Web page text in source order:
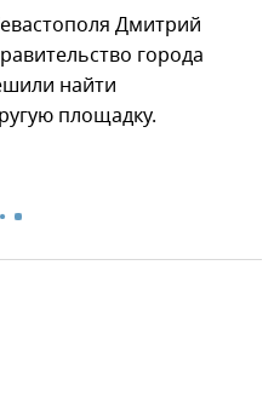
Дмитрий
города
найти
площадку.